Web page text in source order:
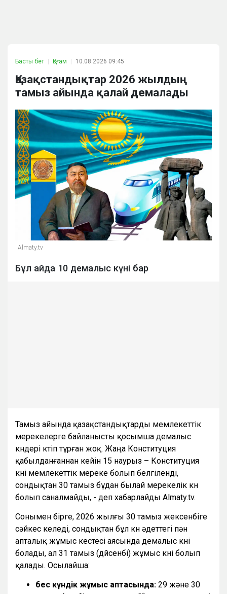
Басты бет Қоғам 10.08.2026 09:45
Қазақстандықтар 2026 жылдың
тамыз айында қалай демалады
Almaty.tv
Бұл айда 10 демалыс күні бар
Тамыз айында қазақстандықтарды мемлекеттік
мерекелерге байланысты қосымша демалыс
күндері күтіп тұрған жоқ. Жаңа Конституция
қабылданғаннан кейін 15 наурыз – Конституция
күні мемлекеттік мереке болып белгіленді,
сондықтан 30 тамыз бұдан былай мерекелік күн
болып саналмайды, - деп хабарлайды Almaty.tv.
Сонымен бірге, 2026 жылғы 30 тамыз жексенбіге
сәйкес келеді, сондықтан бұл күн әдеттегі пән
апталық жұмыс кестесі аясында демалыс күні
болады, ал 31 тамыз (дүйсенбі) жұмыс күні болып
қалады. Осылайша:
бес күндік жұмыс аптасында: 29 және 30